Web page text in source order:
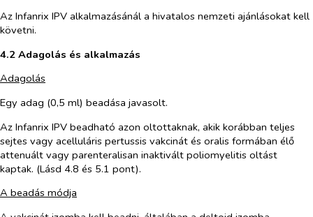
Az Infanrix IPV alkalmazásánál a hivatalos nemzeti ajánlásokat kell
követni.
4.2 Adagolás és alkalmazás
Adagolás
Egy adag (0,5 ml) beadása javasolt.
Az Infanrix IPV beadható azon oltottaknak, akik korábban teljes
sejtes vagy acelluláris pertussis vakcinát és oralis formában élő
attenuált vagy parenteralisan inaktivált poliomyelitis oltást
kaptak. (Lásd 4.8 és 5.1 pont).
A beadás módja